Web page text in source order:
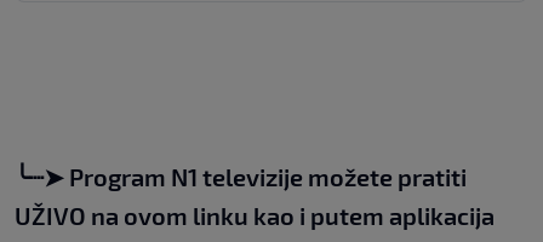
╰┈➤ Program N1 televizije možete pratiti
UŽIVO na ovom linku kao i putem aplikacija